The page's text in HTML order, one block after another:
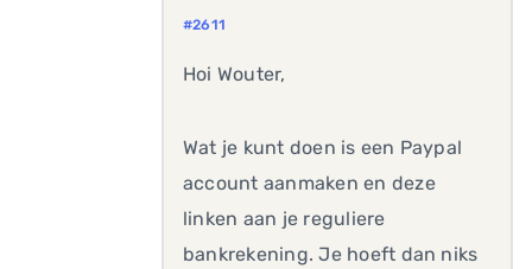
#2611
Hoi Wouter,
Wat je kunt doen is een Paypal
account aanmaken en deze
linken aan je reguliere
bankrekening. Je hoeft dan niks